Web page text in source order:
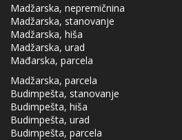
Madžarska, nepremičnina
Madžarska, stanovanje
Madžarska, hiša
Madžarska, urad
Mađarska, parcela
Madžarska, parcela
Budimpešta, stanovanje
Budimpešta, hiša
Budimpešta, urad
Budimpešta, parcela